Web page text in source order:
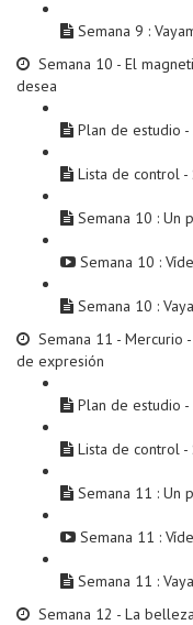
Semana 9 :
Semana 10 - El
desea
Plan de estudio -
Lista de control -
Semana 10 : Un
Semana 10 :
Semana 10 :
Semana 11 - Mercurio
de expresión
Plan de estudio -
Lista de control -
Semana 11 : Un
Semana 11 :
Semana 11 :
Semana 12 - La